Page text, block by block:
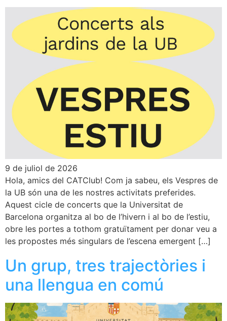
9 de juliol de 2026
Hola, amics del CATClub! Com ja sabeu, els Vespres de
la UB són una de les nostres activitats preferides.
Aquest cicle de concerts que la Universitat de
Barcelona organitza al bo de l’hivern i al bo de l’estiu,
obre les portes a tothom gratuïtament per donar veu a
les propostes més singulars de l’escena emergent […]
Un grup, tres trajectòries i
una llengua en comú